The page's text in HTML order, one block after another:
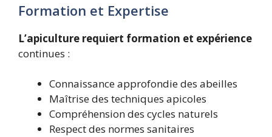
Formation et Expertise
L’apiculture requiert formation et expérience
continues :
Connaissance approfondie des abeilles
Maîtrise des techniques apicoles
Compréhension des cycles naturels
Respect des normes sanitaires